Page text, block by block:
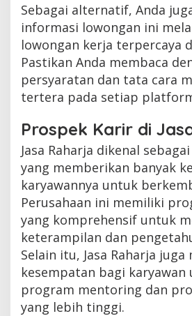
Sebagai alternatif, Anda
informasi lowongan ini
lowongan kerja terpercaya
Pastikan Anda membaca
persyaratan dan tata cara
tertera pada setiap
Prospek Karir di
Jasa Raharja dikenal
yang memberikan banyak
karyawannya untuk
Perusahaan ini memiliki
yang komprehensif untuk
keterampilan dan
Selain itu, Jasa Raharja
kesempatan bagi
program mentoring dan
yang lebih tinggi.